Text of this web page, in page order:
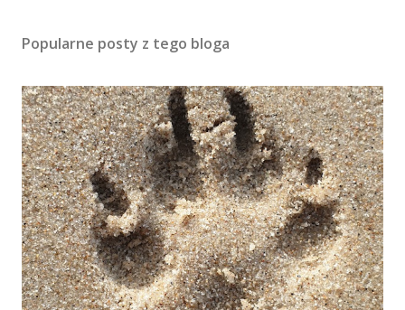
Popularne posty z tego bloga